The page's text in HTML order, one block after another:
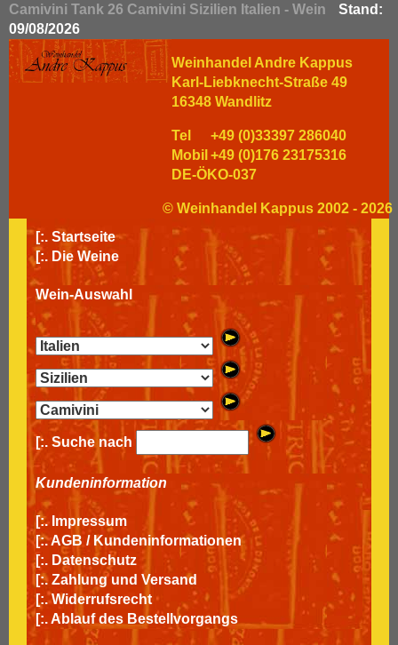
Camivini Tank 26 Camivini Sizilien Italien - Wein
Stand:
09/08/2026
Weinhandel Andre Kappus
Karl-Liebknecht-Straße 49
16348 Wandlitz
Tel
+49 (0)33397 286040
Mobil +49 (0)176 23175316
DE-ÖKO-037
© Weinhandel Kappus 2002 - 2026
[:. Startseite
[:. Die Weine
Wein-Auswahl
[:. Suche nach
Kundeninformation
[:. Impressum
[:.AGB / Kundeninformationen
[:. Datenschutz
[:. Zahlung und Versand
[:. Widerrufsrecht
[:.Ablauf des Bestellvorgangs